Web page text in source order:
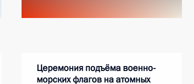
Церемония подъёма военно-
морских флагов на атомных